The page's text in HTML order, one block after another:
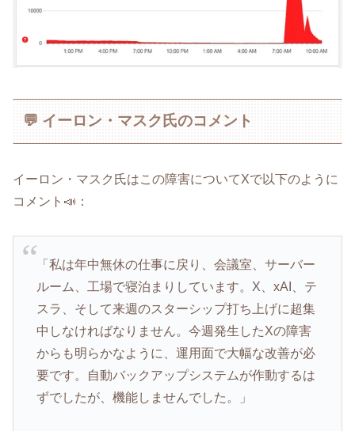
💬 イーロン・マスク氏のコメント
イーロン・マスク氏はこの障害についてXで以下のように
コメント📣：
「私は年中無休の仕事に戻り、会議室、サーバー
ルーム、工場で寝泊まりしています。X、xAI、テ
スラ、そして来週のスターシップ打ち上げに超集
中しなければなりません。今週発生したXの障害
からも明らかなように、運用面で大幅な改善が必
要です。自動バックアップシステムが作動するは
ずでしたが、機能しませんでした。」